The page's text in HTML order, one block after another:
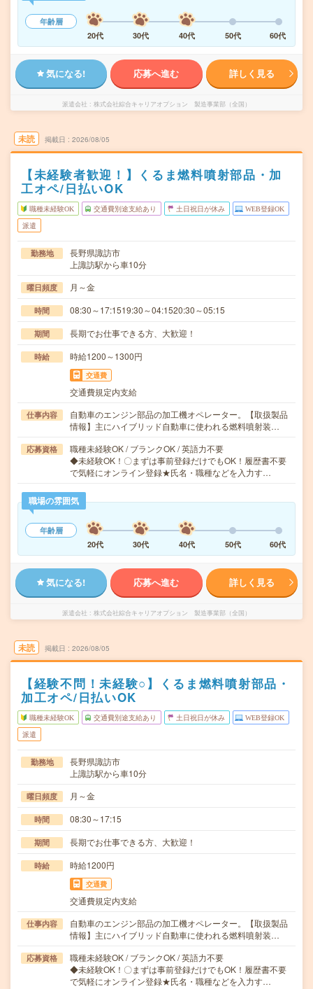
年齢層
20代
30代 40代 50代 60代
気になる! 応募へ進む 詳しく見る
派遣会社 株式会社綜合キャリアオプション 製造事業部（全国）
未読 掲載日 2026/08/05
【未経験者歓迎！】くるま燃料噴射部品・加
工オペ/日払いOK
職種未経験OK 交通費別途支給あり 土日祝日が休み WEB登録OK
派遣
勤務地
長野県諏訪市
上諏訪駅から車10分
曜日頻度 月～金
時間 08:30～17:1519:30～04:1520:30～05:15
期間 長期でお仕事できる方、大歓迎！
時給 時給1200～1300円
交通費
交通費規定内支給
仕事内容
自動車のエンジン部品の加工機オペレーター。【取扱製品
情報】主にハイブリッド自動車に使われる燃料噴射装…
応募資格
職種未経験OK / ブランクOK / 英語力不要
◆未経験OK！〇まずは事前登録だけでもOK！履歴書不要
で気軽にオンライン登録★氏名・職種などを入力す…
職場の雰囲気
年齢層
20代
30代 40代 50代 60代
気になる! 応募へ進む 詳しく見る
派遣会社 株式会社綜合キャリアオプション 製造事業部（全国）
未読 掲載日 2026/08/05
【経験不問！未経験○】くるま燃料噴射部品・
加工オペ/日払いOK
職種未経験OK 交通費別途支給あり 土日祝日が休み WEB登録OK
派遣
勤務地
長野県諏訪市
上諏訪駅から車10分
曜日頻度 月～金
時間 08:30～17:15
期間 長期でお仕事できる方、大歓迎！
時給 時給1200円
交通費
交通費規定内支給
仕事内容
自動車のエンジン部品の加工機オペレーター。【取扱製品
情報】主にハイブリッド自動車に使われる燃料噴射装…
応募資格
職種未経験OK / ブランクOK / 英語力不要
◆未経験OK！〇まずは事前登録だけでもOK！履歴書不要
で気軽にオンライン登録★氏名・職種などを入力す…